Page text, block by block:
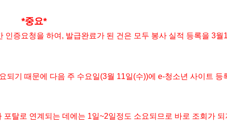
*중요*
증요청을 하여, 발급완료가 된 건은 모두 봉사 실적 등록을 3월
기 때문에 다음 주 수요일(3월 11일(수))에 e-청소년 사이트 등
탈로 연계되는 데에는 1일~2일정도 소요되므로 바로 조회가 되